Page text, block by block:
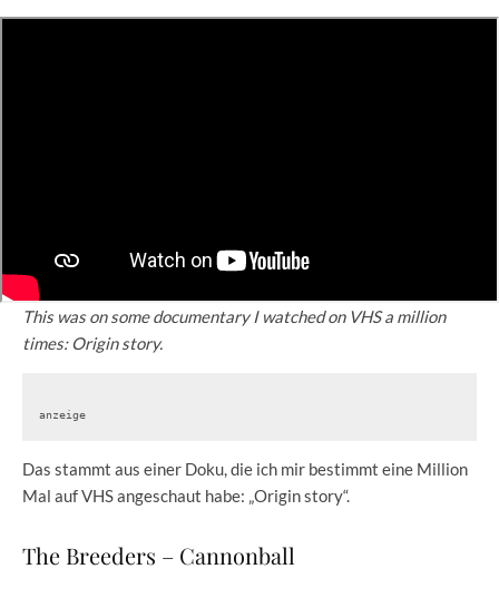
This was on some documentary I watched on VHS a million
times: Origin story.
anzeige
Das stammt aus einer Doku, die ich mir bestimmt eine Million
Mal auf VHS angeschaut habe: „Origin story“.
The Breeders – Cannonball